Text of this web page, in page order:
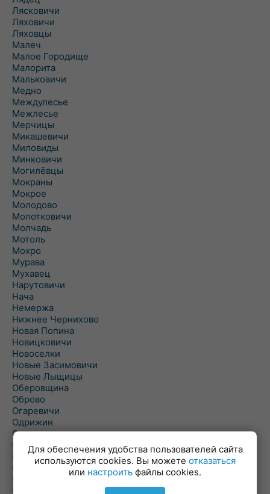
Лясковичи
Ляховичи
Ляховцы
Малеч
Малое Городище
Малорита
Мальковичи
Медно
Междулесье
Межлесье
Мерчицы
Микашевичи
Миловиды
Минковичи
Могилёвцы
Мокраны
Мокрое
Молодово
Молотковичи
Молчадь
Мотоль
Мохро
Мурава
Мухавец
Нарутовичи
Нача
Немержа
Нижнее Чернихово
Новая Попина
Новицковичи
Новоселки
Новые Засимовичи
Новые Лыщицы
Оберовщина
Оброво
Огаревичи
Одрижин
Оздамичи
Озяты
Олтуш
Ольманы
Ольпень
Ольшаны
Для обеспечения удобства пользователей сайта
используются cookies. Вы можете отказаться
или настроить файлы cookies.